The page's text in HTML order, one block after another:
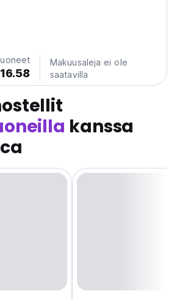
valoisat, siistit ja hiljaiset huoneet,
parveke ja puhdas kylpyhuone.......
Makuusaleja ei ole
saatavilla
kanssa